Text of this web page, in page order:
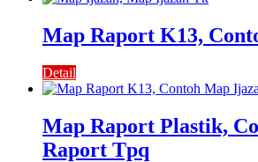
Map Raport K13,
Detail
Map Raport Plastik,
Raport Tpq